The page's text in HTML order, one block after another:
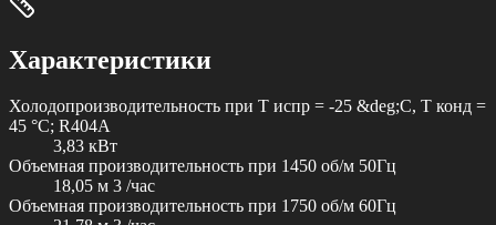
Характеристики
Холодопроизводительность при T испр = -25 &deg;C, T конд =
45 °C; R404A
3,83 кВт
Объемная производительность при 1450 об/м 50Гц
18,05 м 3 /час
Объемная производительность при 1750 об/м 60Гц